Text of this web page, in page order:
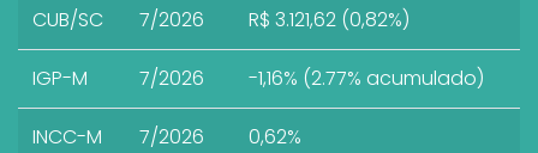
CUB/SC 7/2026 R$ 3.121,62 (0,82%)
IGP-M 7/2026 -1,16% (2.77% acumulado)
INCC-M 7/2026 0,62%